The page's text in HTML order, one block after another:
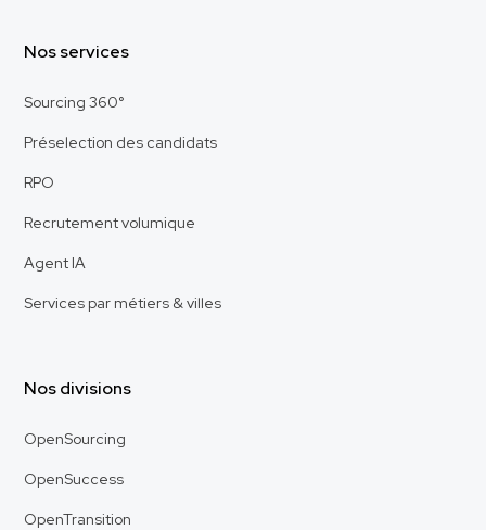
Nos services
Sourcing 360°
Préselection des candidats
RPO
Recrutement volumique
Agent IA
Services par métiers & villes
Nos divisions
OpenSourcing
OpenSuccess
OpenTransition